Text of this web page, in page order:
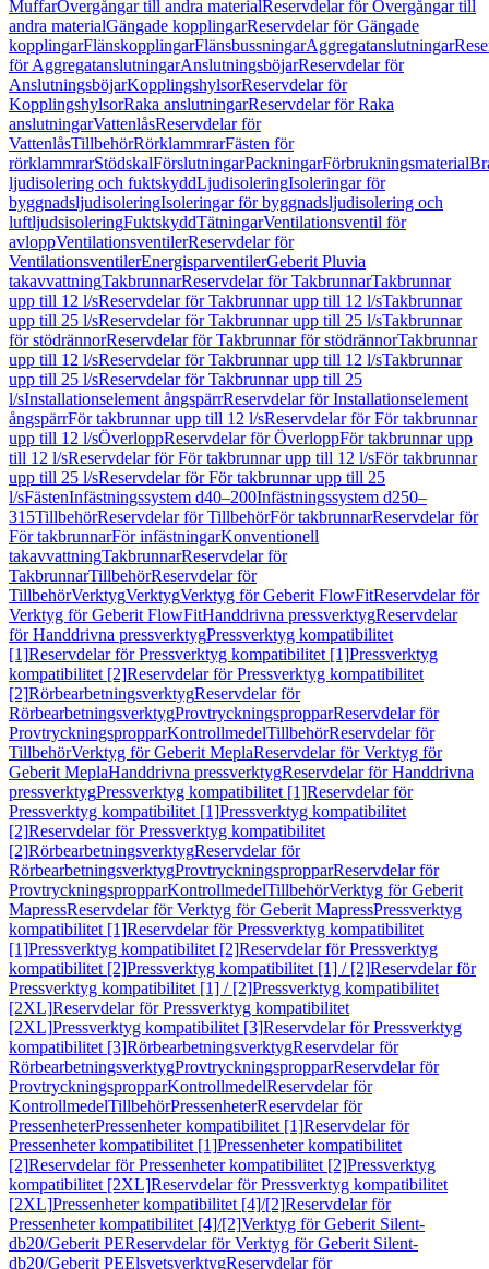
MuffarÖvergångar till andra materialReservdelar för Övergångar till
andra materialGängade kopplingarReservdelar för Gängade
kopplingarFlänskopplingarFlänsbussningarAggregatanslutningar
för AggregatanslutningarAnslutningsböjarReservdelar för
AnslutningsböjarKopplingshylsorReservdelar för
KopplingshylsorRaka anslutningarReservdelar för Raka
anslutningarVattenlåsReservdelar för
VattenlåsTillbehörRörklammrarFästen för
rörklammrarStödskalFörslutningarPackningarFörbrukningsmaterial
ljudisolering och fuktskyddLjudisoleringIsoleringar för
byggnadsljudisoleringIsoleringar för byggnadsljudisolering och
luftljudsisoleringFuktskyddTätningarVentilationsventil för
avloppVentilationsventilerReservdelar för
VentilationsventilerEnergisparventilerGeberit Pluvia
takavvattningTakbrunnarReservdelar för TakbrunnarTakbrunnar
upp till 12 l/sReservdelar för Takbrunnar upp till 12 l/sTakbrunnar
upp till 25 l/sReservdelar för Takbrunnar upp till 25 l/sTakbrunnar
för stödrännorReservdelar för Takbrunnar för stödrännorTakbrunnar
upp till 12 l/sReservdelar för Takbrunnar upp till 12 l/sTakbrunnar
upp till 25 l/sReservdelar för Takbrunnar upp till 25
l/sInstallationselement ångspärrReservdelar för Installationselement
ångspärrFör takbrunnar upp till 12 l/sReservdelar för För takbrunnar
upp till 12 l/sÖverloppReservdelar för ÖverloppFör takbrunnar upp
till 12 l/sReservdelar för För takbrunnar upp till 12 l/sFör takbrunnar
upp till 25 l/sReservdelar för För takbrunnar upp till 25
l/sFästenInfästningssystem d40–200Infästningssystem d250–
315TillbehörReservdelar för TillbehörFör takbrunnarReservdelar för
För takbrunnarFör infästningarKonventionell
takavvattningTakbrunnarReservdelar för
TakbrunnarTillbehörReservdelar för
TillbehörVerktygVerktygVerktyg för Geberit FlowFitReservdelar för
Verktyg för Geberit FlowFitHanddrivna pressverktygReservdelar
för Handdrivna pressverktygPressverktyg kompatibilitet
[1]Reservdelar för Pressverktyg kompatibilitet [1]Pressverktyg
kompatibilitet [2]Reservdelar för Pressverktyg kompatibilitet
[2]RörbearbetningsverktygReservdelar för
RörbearbetningsverktygProvtryckningspropparReservdelar för
ProvtryckningspropparKontrollmedelTillbehörReservdelar för
TillbehörVerktyg för Geberit MeplaReservdelar för Verktyg för
Geberit MeplaHanddrivna pressverktygReservdelar för Handdrivna
pressverktygPressverktyg kompatibilitet [1]Reservdelar för
Pressverktyg kompatibilitet [1]Pressverktyg kompatibilitet
[2]Reservdelar för Pressverktyg kompatibilitet
[2]RörbearbetningsverktygReservdelar för
RörbearbetningsverktygProvtryckningspropparReservdelar för
ProvtryckningspropparKontrollmedelTillbehörVerktyg för Geberit
MapressReservdelar för Verktyg för Geberit MapressPressverktyg
kompatibilitet [1]Reservdelar för Pressverktyg kompatibilitet
[1]Pressverktyg kompatibilitet [2]Reservdelar för Pressverktyg
kompatibilitet [2]Pressverktyg kompatibilitet [1] / [2]Reservdelar för
Pressverktyg kompatibilitet [1] / [2]Pressverktyg kompatibilitet
[2XL]Reservdelar för Pressverktyg kompatibilitet
[2XL]Pressverktyg kompatibilitet [3]Reservdelar för Pressverktyg
kompatibilitet [3]RörbearbetningsverktygReservdelar för
RörbearbetningsverktygProvtryckningspropparReservdelar för
ProvtryckningspropparKontrollmedelReservdelar för
KontrollmedelTillbehörPressenheterReservdelar för
PressenheterPressenheter kompatibilitet [1]Reservdelar för
Pressenheter kompatibilitet [1]Pressenheter kompatibilitet
[2]Reservdelar för Pressenheter kompatibilitet [2]Pressverktyg
kompatibilitet [2XL]Reservdelar för Pressverktyg kompatibilitet
[2XL]Pressenheter kompatibilitet [4]/[2]Reservdelar för
Pressenheter kompatibilitet [4]/[2]Verktyg för Geberit Silent-
db20/Geberit PEReservdelar för Verktyg för Geberit Silent-
db20/Geberit PEElsvetsverktygReservdelar för